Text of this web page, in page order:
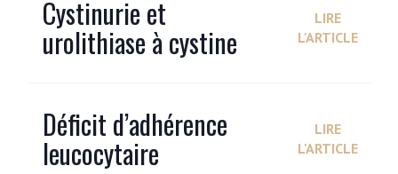
Cystinurie et
urolithiase à cystine
LIRE
L'ARTICLE
Déficit d’adhérence
leucocytaire
LIRE
L'ARTICLE